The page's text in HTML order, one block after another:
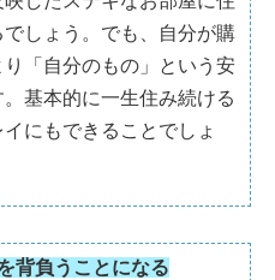
しょう。でも、自分が購
「自分のもの」という安
基本的に一生住み続ける
にもできることでしょ
背負うことになる